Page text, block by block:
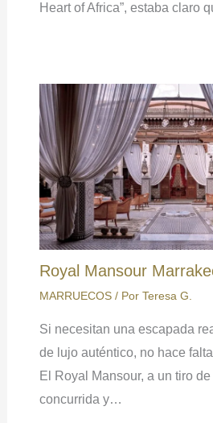
Heart of Africa”, estaba claro
Royal Mansour
MARRUECOS/ Por Teresa G.
Si necesitan una escapada
de lujo auténtico, no hace
El Royal Mansour, a un tiro
concurrida y…